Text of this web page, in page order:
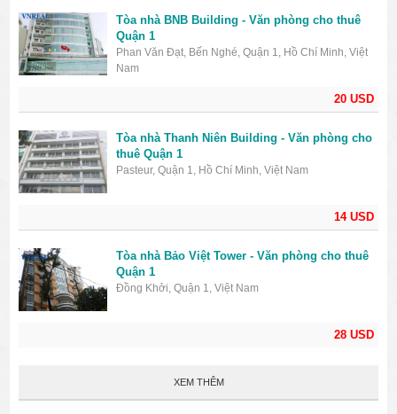
20 USD
Tòa nhà BNB Building - Văn phòng cho thuê
Quận 1
Phan Văn Đạt, Bến Nghé, Quận 1, Hồ Chí Minh, Việt
Nam
14 USD
Tòa nhà Thanh Niên Building - Văn phòng cho
thuê Quận 1
Pasteur, Quận 1, Hồ Chí Minh, Việt Nam
28 USD
Tòa nhà Bảo Việt Tower - Văn phòng cho thuê
Quận 1
Đồng Khởi, Quận 1, Việt Nam
XEM THÊM